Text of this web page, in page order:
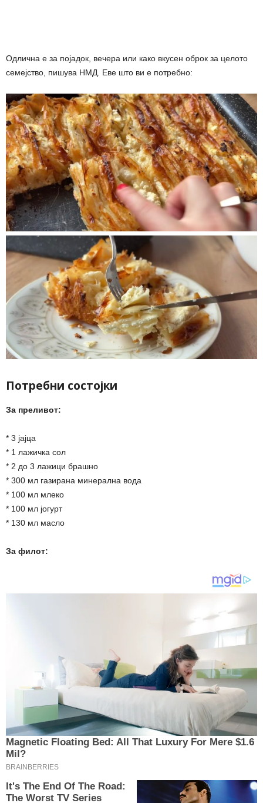
Одлична е за појадок, вечера или како вкусен оброк за целото
семејство, пишува НМД. Еве што ви е потребно:
Потребни состојки
За преливот:
* 3 јајца
* 1 лажичка сол
* 2 до 3 лажици брашно
* 300 мл газирана минерална вода
* 100 мл млеко
* 100 мл јогурт
* 130 мл масло
За филот: